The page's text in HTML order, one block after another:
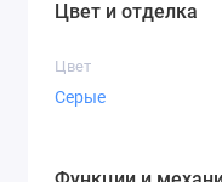
Цвет и отделка
Цвет
Серые